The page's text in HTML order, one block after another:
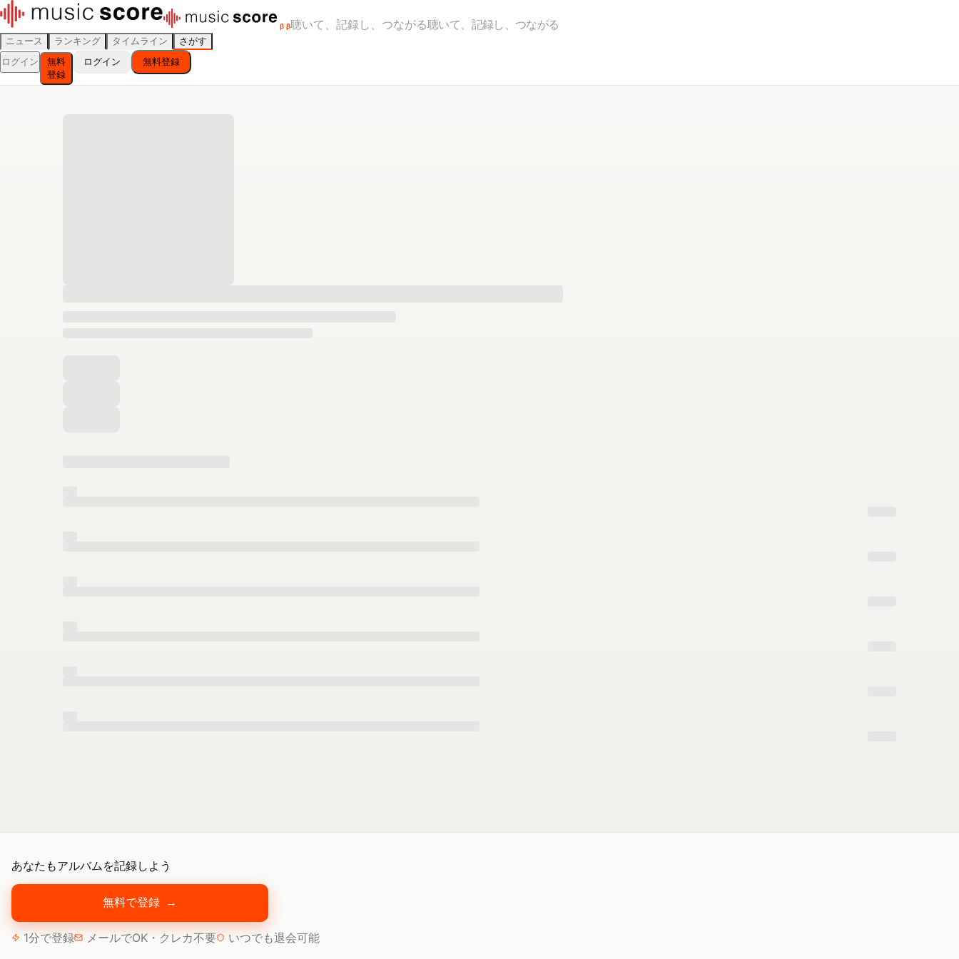
β β聴いて、記録し、つながる聴いて、記録し、つながる
ニュース ランキング タイムライン
さがす
ログイン
無料
登録
ログイン 無料登録
あなたもアルバムを記録しよう
無料で登録 →
1分で登録 メールでOK・クレカ不要 いつでも退会可能